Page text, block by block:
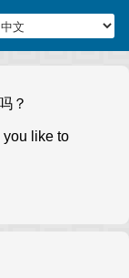
？
like to